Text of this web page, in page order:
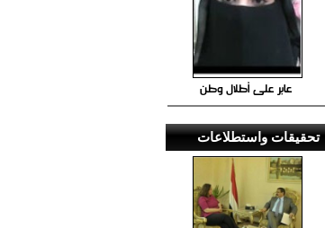
عابر على أطلال وطن
تحقيقات واستطلاعات